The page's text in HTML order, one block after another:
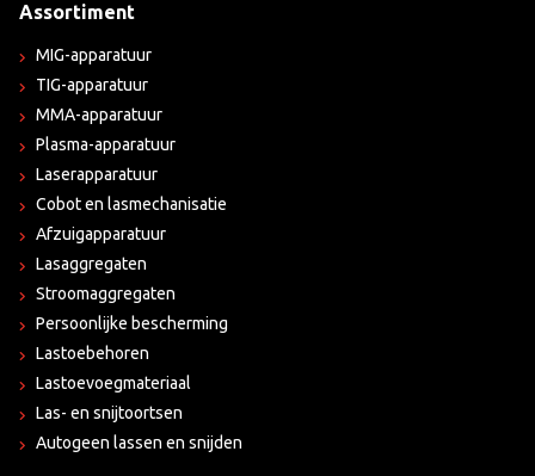
Assortiment
MIG-apparatuur
TIG-apparatuur
MMA-apparatuur
Plasma-apparatuur
Laserapparatuur
Cobot en lasmechanisatie
Afzuigapparatuur
Lasaggregaten
Stroomaggregaten
Persoonlijke bescherming
Lastoebehoren
Lastoevoegmateriaal
Las- en snijtoortsen
Autogeen lassen en snijden